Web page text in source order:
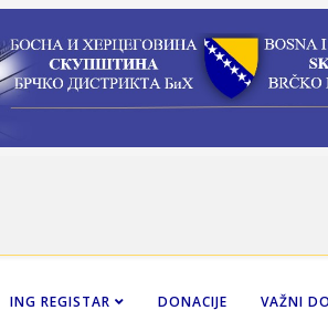
ING REGISTAR DONACIJE VAŽNI